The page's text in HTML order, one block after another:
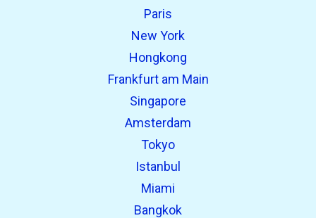
Paris
New York
Hongkong
Frankfurt am Main
Singapore
Amsterdam
Tokyo
Istanbul
Miami
Bangkok